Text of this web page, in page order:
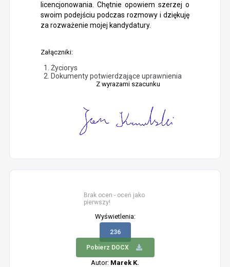
licencjonowania. Chętnie opowiem szerzej o
swoim podejściu podczas rozmowy i dziękuję
za rozważenie mojej kandydatury.
Załączniki:
Życiorys
Dokumenty potwierdzające uprawnienia
Z wyrazami szacunku
Brak ocen - oceń jako
pierwszy!
Wyświetlenia:
236
Pobierz DOCX
Autor: Marek K.